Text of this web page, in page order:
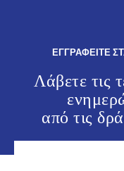
ΕΓΓΡΑΦΕΙΤΕ
Λάβετε τις
από τις